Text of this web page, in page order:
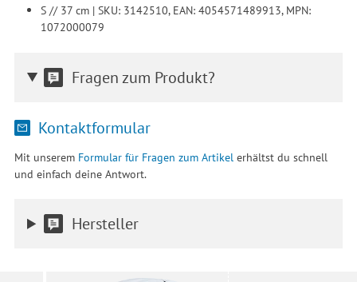
S // 37 cm | SKU: 3142510, EAN: 4054571489913, MPN:
1072000079
Fragen zum Produkt?
Kontaktformular
Mit unserem Formular für Fragen zum Artikel erhältst du schnell
und einfach deine Antwort.
Hersteller